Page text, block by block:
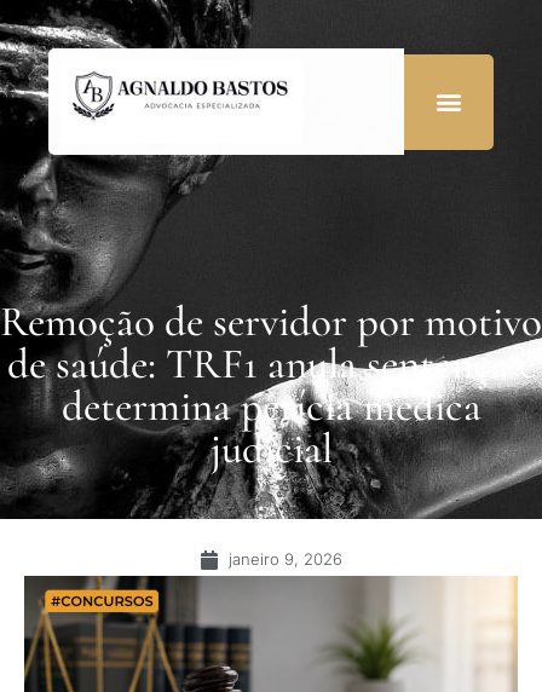
Remoção de servidor por motivo
de saúde: TRF1 anula sentença e
determina perícia médica
judicial
janeiro 9, 2026